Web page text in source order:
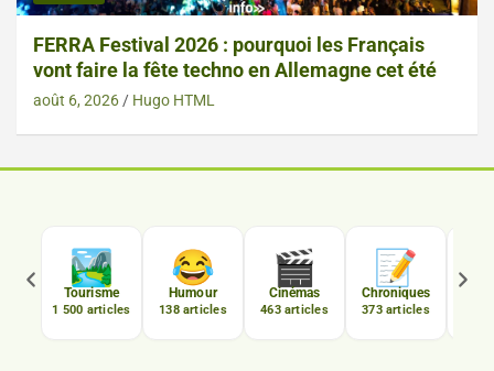
FERRA Festival 2026 : pourquoi les Français
vont faire la fête techno en Allemagne cet été
août 6, 2026 Hugo HTML
🏞️
Tourisme
1 500 articles
😂
Humour
138 articles
🎬
Cinémas
463 articles
📝
Chroniques
373 articles